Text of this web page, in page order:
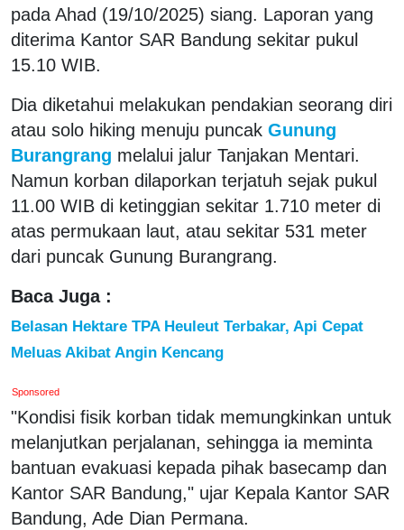
pada Ahad (19/10/2025) siang. Laporan yang
diterima Kantor SAR Bandung sekitar pukul
15.10 WIB.
Dia diketahui melakukan pendakian seorang diri
atau solo hiking menuju puncak Gunung
Burangrang melalui jalur Tanjakan Mentari.
Namun korban dilaporkan terjatuh sejak pukul
11.00 WIB di ketinggian sekitar 1.710 meter di
atas permukaan laut, atau sekitar 531 meter
dari puncak Gunung Burangrang.
Baca Juga :
Belasan Hektare TPA Heuleut Terbakar, Api Cepat
Meluas Akibat Angin Kencang
Sponsored
"Kondisi fisik korban tidak memungkinkan untuk
melanjutkan perjalanan, sehingga ia meminta
bantuan evakuasi kepada pihak basecamp dan
Kantor SAR Bandung," ujar Kepala Kantor SAR
Bandung, Ade Dian Permana.